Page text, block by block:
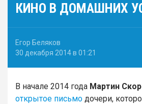
КИНО В ДОМАШНИХ
Егор Беляков
30 декабря 2014 в 01:21
В начале 2014 года Мартин
открытое письмо дочери,